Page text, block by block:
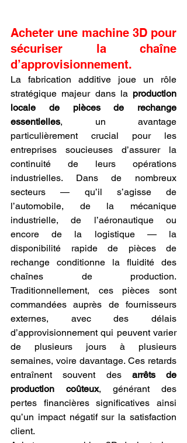
Acheter une machine 3D pour
sécuriser la chaîne
d’approvisionnement.
La fabrication additive joue un rôle
stratégique majeur dans la production
locale de pièces de rechange
essentielles, un avantage
particulièrement crucial pour les
entreprises soucieuses d’assurer la
continuité de leurs opérations
industrielles. Dans de nombreux
secteurs — qu’il s’agisse de
l’automobile, de la mécanique
industrielle, de l’aéronautique ou
encore de la logistique — la
disponibilité rapide de pièces de
rechange conditionne la fluidité des
chaînes de production.
Traditionnellement, ces pièces sont
commandées auprès de fournisseurs
externes, avec des délais
d’approvisionnement qui peuvent varier
de plusieurs jours à plusieurs
semaines, voire davantage. Ces retards
entraînent souvent des arrêts de
production coûteux, générant des
pertes financières significatives ainsi
qu’un impact négatif sur la satisfaction
client.